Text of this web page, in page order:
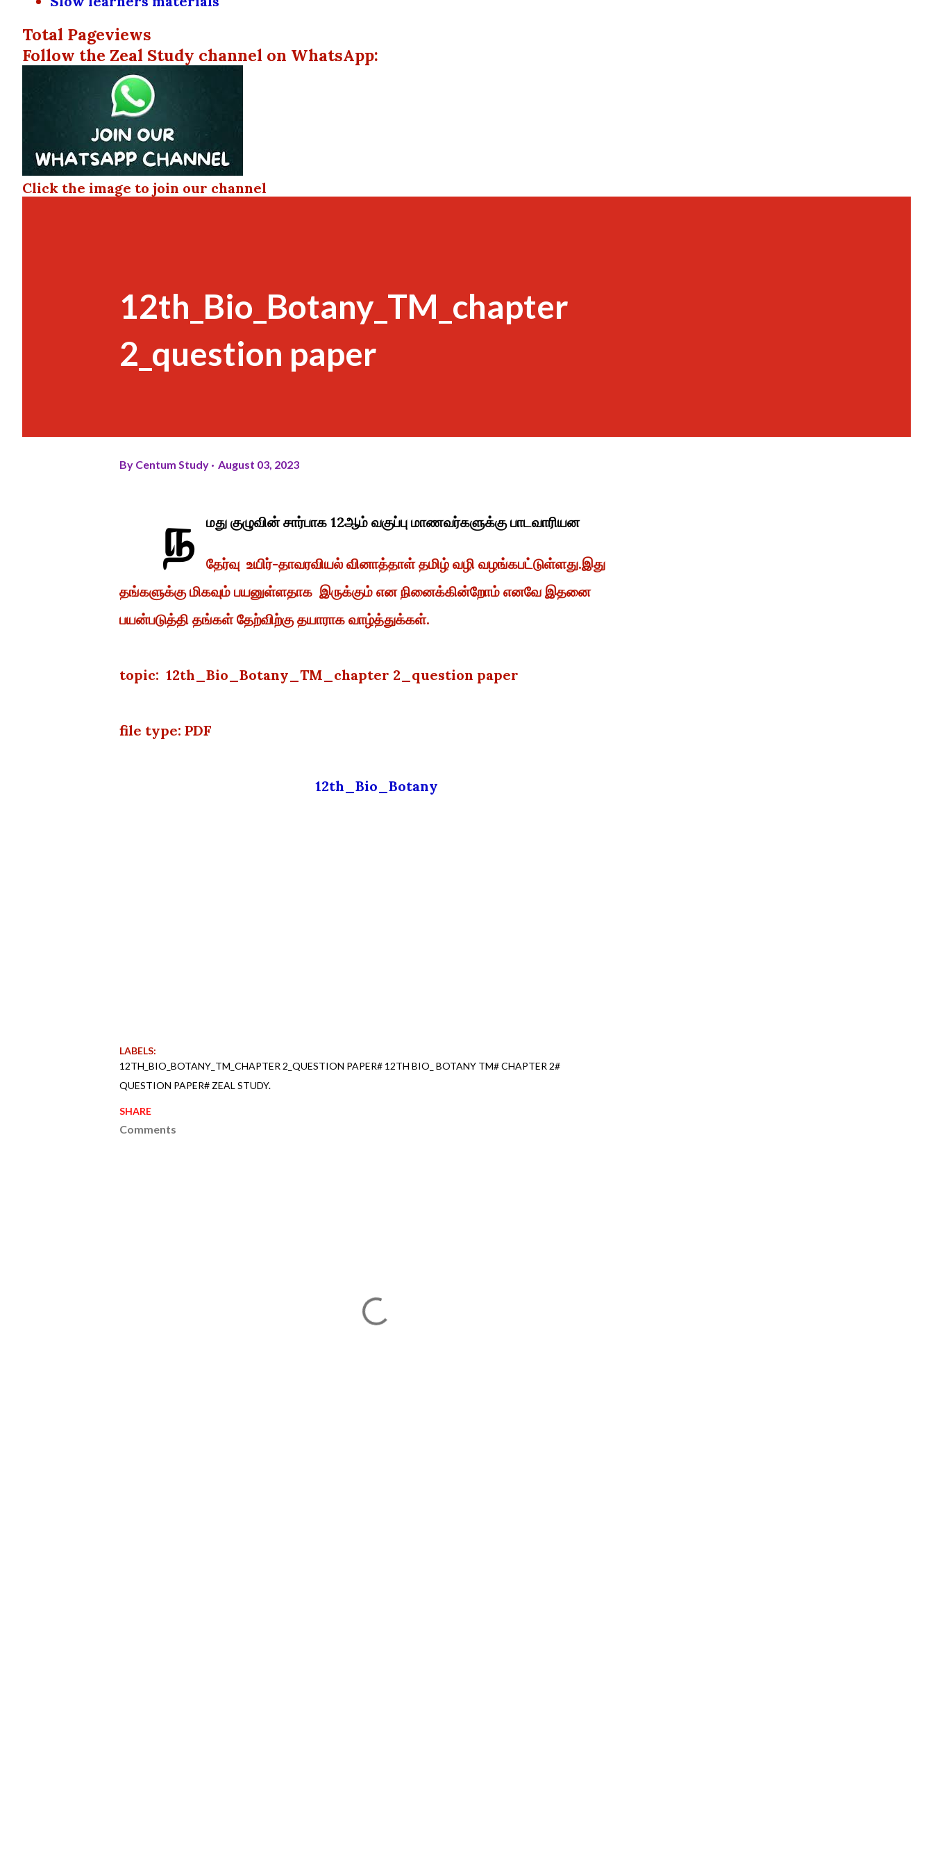
Total Pageviews
Follow the Zeal Study channel on WhatsApp:
Click the image to join our channel
12th_Bio_Botany_TM_chapter
2_question paper
By Centum Study August 03, 2023
ந மது குழுவின் சார்பாக 12ஆம் வகுப்பு மாணவர்களுக்கு பாடவாரியன
தேர்வு உயிர்-தாவரவியல் வினாத்தாள் தமிழ் வழி வழங்கபட்டுள்ளது.இது
தங்களுக்கு மிகவும் பயனுள்ளதாக இருக்கும் என நினைக்கின்றோம் எனவே இதனை
பயன்படுத்தி தங்கள் தேற்விற்கு தயாராக வாழ்த்துக்கள்.
topic: 12th_Bio_Botany_TM_chapter 2_question paper
file type: PDF
12th_Bio_Botany
LABELS:
12TH_BIO_BOTANY_TM_CHAPTER 2_QUESTION PAPER# 12TH BIO_ BOTANY TM# CHAPTER 2#
QUESTION PAPER# ZEAL STUDY.
SHARE
Comments